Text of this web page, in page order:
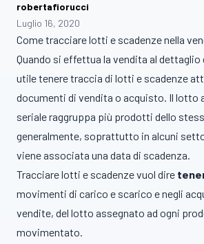
robertafiorucci
Luglio 16, 2020
Come tracciare lotti e scadenze nella
Quando si effettua la vendita al
utile tenere traccia di lotti e scadenze
documenti di vendita o acquisto. Il lotto
seriale raggruppa più prodotti dello
generalmente, soprattutto in alcuni
viene associata una data di scadenza.
Tracciare lotti e scadenze vuol dire
movimenti di carico e scarico e negli
vendite, del lotto assegnato ad ogni
movimentato.